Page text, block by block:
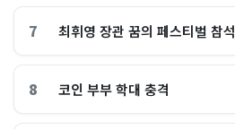
7 최휘영 장관 꿈의 페스티벌 참석
8 코인 부부 학대 충격